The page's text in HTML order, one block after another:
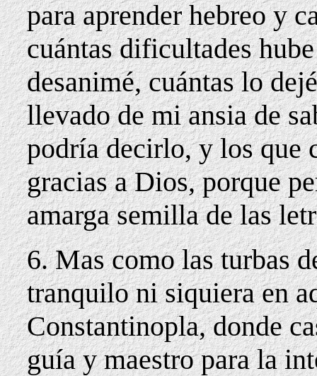
para aprender hebreo y
cuántas dificultades
desanimé, cuántas lo
llevado de mi ansia de
podría decirlo, y los
gracias a Dios, porque
amarga semilla de las
6. Mas como las turbas
tranquilo ni siquiera en
Constantinopla, donde
guía y maestro para la